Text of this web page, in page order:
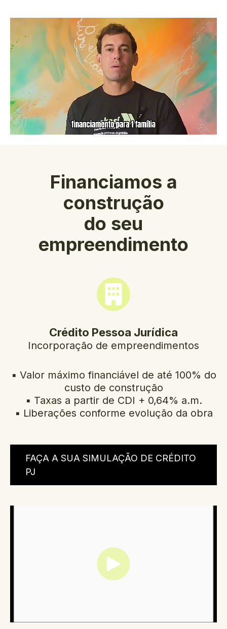
Financiamos a
construção
do seu
empreendimento
Crédito Pessoa Jurídica
Incorporação de empreendimentos
▪️ Valor máximo financiável de até 100% do
custo de construção
▪️ Taxas a partir de CDI + 0,64% a.m.
▪️ Liberações conforme evolução da obra
FAÇA A SUA SIMULAÇÃO DE CRÉDITO
PJ